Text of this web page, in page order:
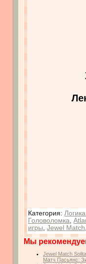
Категория:
Головоломка
игры Jewel Match
Мы
Jewel Match
Матч Пасьянс: